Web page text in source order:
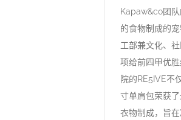
Kapaw&co团队
的食物制成的
工部兼文化、
项给前四甲优
院的RE5IVE不
寸单肩包荣获
衣物制成，旨